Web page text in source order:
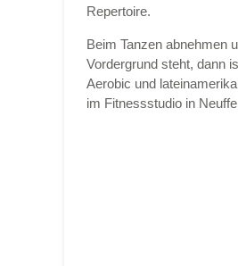
Kontakt
Repertoire.
Beim Tanzen abnehmen
Vordergrund steht, dann
Aerobic und
im Fitnessstudio in